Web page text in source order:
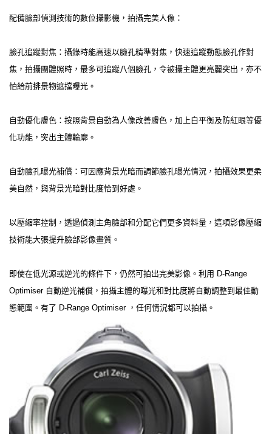
配備臉部偵測技術的數位攝影機，拍攝完美人像：
臉孔追蹤對焦：攝錄時能高速以臉孔精準對焦，快速追蹤動態臉孔作對
焦，拍攝團體照時，最多可追蹤八個臉孔，令被攝主體更亮麗突出，亦不
怕給前排景物遮擋曝光。
自動優化膚色：按照背景自動為人像改善膚色，加上白平衡及防紅眼等優
化功能，突出主體輪廓。
自動臉孔曝光補償：可因應背景光暗而調節臉孔曝光情況，拍攝效果更柔
美自然，與背景光暗對比度恰到好處。
以壓縮率控制，透過偵測主角臉部和分配它們更多資料量，這項影像壓縮
技術能大張提升臉部影像畫質。
即使在低光源或逆光的條件下，仍然可拍出完美影像。利用 D-Range
Optimiser 自動逆光補償，拍攝主體的曝光和對比度將自動調整到最佳動
態範圍。有了 D-Range Optimiser ，任何情況都可以拍攝。